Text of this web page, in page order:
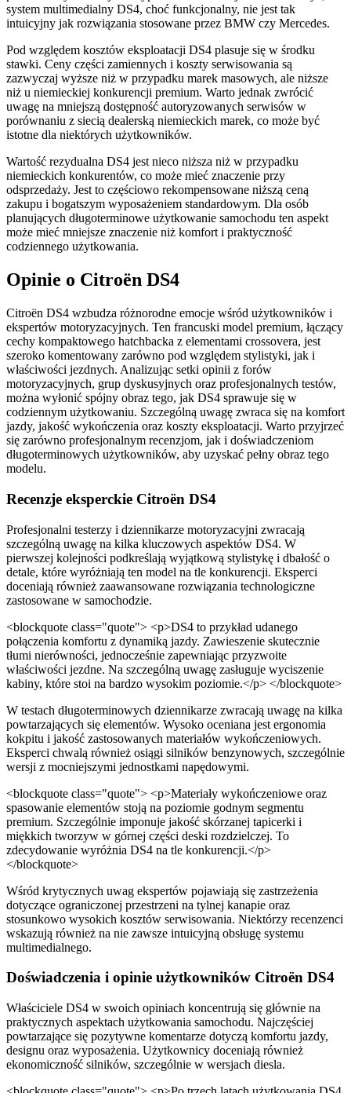
system multimedialny DS4, choć funkcjonalny, nie jest tak
intuicyjny jak rozwiązania stosowane przez BMW czy Mercedes.
Pod względem kosztów eksploatacji DS4 plasuje się w środku
stawki. Ceny części zamiennych i koszty serwisowania są
zazwyczaj wyższe niż w przypadku marek masowych, ale niższe
niż u niemieckiej konkurencji premium. Warto jednak zwrócić
uwagę na mniejszą dostępność autoryzowanych serwisów w
porównaniu z siecią dealerską niemieckich marek, co może być
istotne dla niektórych użytkowników.
Wartość rezydualna DS4 jest nieco niższa niż w przypadku
niemieckich konkurentów, co może mieć znaczenie przy
odsprzedaży. Jest to częściowo rekompensowane niższą ceną
zakupu i bogatszym wyposażeniem standardowym. Dla osób
planujących długoterminowe użytkowanie samochodu ten aspekt
może mieć mniejsze znaczenie niż komfort i praktyczność
codziennego użytkowania.
Opinie o Citroën DS4
Citroën DS4 wzbudza różnorodne emocje wśród użytkowników i
ekspertów motoryzacyjnych. Ten francuski model premium, łączący
cechy kompaktowego hatchbacka z elementami crossovera, jest
szeroko komentowany zarówno pod względem stylistyki, jak i
właściwości jezdnych. Analizując setki opinii z forów
motoryzacyjnych, grup dyskusyjnych oraz profesjonalnych testów,
można wyłonić spójny obraz tego, jak DS4 sprawuje się w
codziennym użytkowaniu. Szczególną uwagę zwraca się na komfort
jazdy, jakość wykończenia oraz koszty eksploatacji. Warto przyjrzeć
się zarówno profesjonalnym recenzjom, jak i doświadczeniom
długoterminowych użytkowników, aby uzyskać pełny obraz tego
modelu.
Recenzje eksperckie Citroën DS4
Profesjonalni testerzy i dziennikarze motoryzacyjni zwracają
szczególną uwagę na kilka kluczowych aspektów DS4. W
pierwszej kolejności podkreślają wyjątkową stylistykę i dbałość o
detale, które wyróżniają ten model na tle konkurencji. Eksperci
doceniają również zaawansowane rozwiązania technologiczne
zastosowane w samochodzie.
<blockquote class="quote"> <p>DS4 to przykład udanego
połączenia komfortu z dynamiką jazdy. Zawieszenie skutecznie
tłumi nierówności, jednocześnie zapewniając przyzwoite
właściwości jezdne. Na szczególną uwagę zasługuje wyciszenie
kabiny, które stoi na bardzo wysokim poziomie.</p> </blockquote>
W testach długoterminowych dziennikarze zwracają uwagę na kilka
powtarzających się elementów. Wysoko oceniana jest ergonomia
kokpitu i jakość zastosowanych materiałów wykończeniowych.
Eksperci chwalą również osiągi silników benzynowych, szczególnie
wersji z mocniejszymi jednostkami napędowymi.
<blockquote class="quote"> <p>Materiały wykończeniowe oraz
spasowanie elementów stoją na poziomie godnym segmentu
premium. Szczególnie imponuje jakość skórzanej tapicerki i
miękkich tworzyw w górnej części deski rozdzielczej. To
zdecydowanie wyróżnia DS4 na tle konkurencji.</p>
</blockquote>
Wśród krytycznych uwag ekspertów pojawiają się zastrzeżenia
dotyczące ograniczonej przestrzeni na tylnej kanapie oraz
stosunkowo wysokich kosztów serwisowania. Niektórzy recenzenci
wskazują również na nie zawsze intuicyjną obsługę systemu
multimedialnego.
Doświadczenia i opinie użytkowników Citroën DS4
Właściciele DS4 w swoich opiniach koncentrują się głównie na
praktycznych aspektach użytkowania samochodu. Najczęściej
powtarzające się pozytywne komentarze dotyczą komfortu jazdy,
designu oraz wyposażenia. Użytkownicy doceniają również
ekonomiczność silników, szczególnie w wersjach diesla.